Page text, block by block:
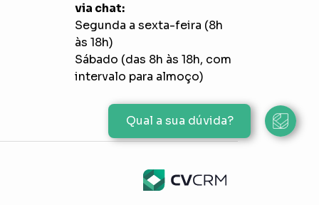
via chat:
Segunda a sexta-feira (8h
às 18h)
Sábado (das 8h às 18h, com
intervalo para almoço)
Qual a sua dúvida?